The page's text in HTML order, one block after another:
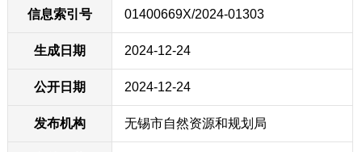
信息索引号 01400669X/2024-01303
生成日期 2024-12-24
公开日期 2024-12-24
发布机构 无锡市自然资源和规划局